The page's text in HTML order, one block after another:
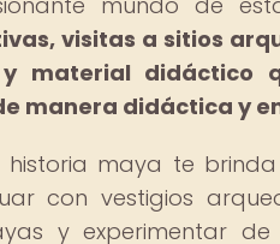
visitas a sitios
y material didáctico
manera didáctica y
maya te
con vestigios
y experimentar